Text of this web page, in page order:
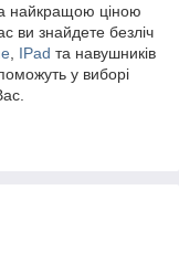
найкращою ціною
ви знайдете безліч
IPad та навушників
у виборі